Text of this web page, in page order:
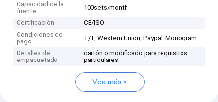
Capacidad de la
fuente
100sets/month
Certificación
CE/ISO
Condiciones de
pago
T/T, Western Union, Paypal, Monogram
Detalles de
empaquetado
cartón o modificado para requisitos
particulares
Vea más